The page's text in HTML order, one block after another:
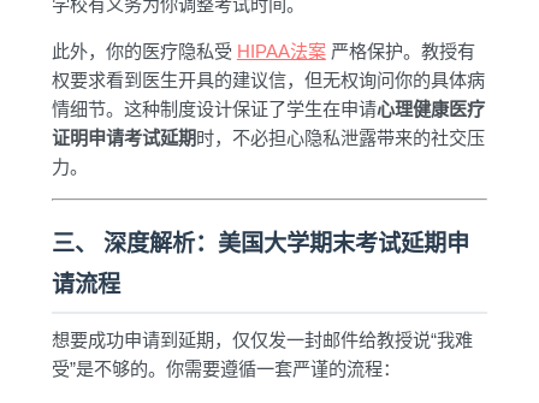
学校有义务为你调整考试时间。
此外，你的医疗隐私受 HIPAA法案严格保护。教授有
权要求看到医生开具的建议信，但无权询问你的具体病
情细节。这种制度设计保证了学生在申请心理健康医疗
证明申请考试延期时，不必担心隐私泄露带来的社交压
力。
三、 深度解析：美国大学期末考试延期申
请流程
想要成功申请到延期，仅仅发一封邮件给教授说“我难
受”是不够的。你需要遵循一套严谨的流程：